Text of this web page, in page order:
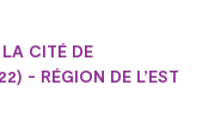
CITÉ DE
- RÉGION DE L’EST